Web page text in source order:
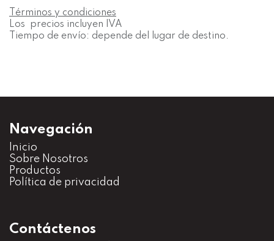
Términos y condiciones
Los precios incluyen IVA
Tiempo de envío: depende del lugar de destino.
Navegación
Inicio
Sobre Nosotros
Productos
Política de privacidad
Contáctenos